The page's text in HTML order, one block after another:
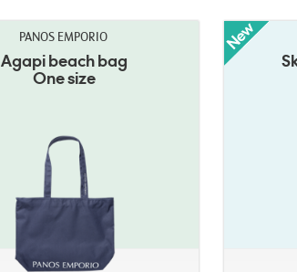
PANOS EMPORIO
Agapi beach bag
One size